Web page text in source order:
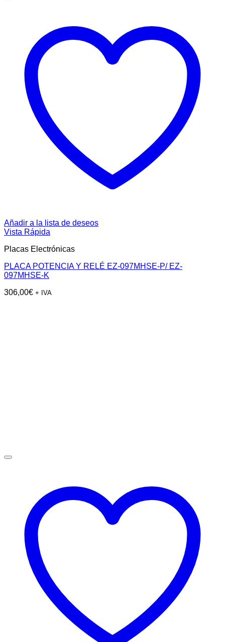
Añadir a la lista de deseos
Vista Rápida
Placas Electrónicas
PLACA POTENCIA Y RELÉ EZ-097MHSE-P/ EZ-
097MHSE-K
306,00€ + IVA